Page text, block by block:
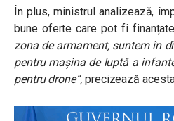
În plus, ministrul analizează,
bune oferte care pot fi
zona de armament, suntem în
pentru mașina de luptă a
pentru drone”, precizează